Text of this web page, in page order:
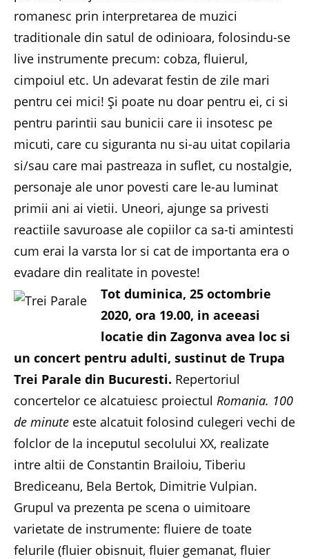
romanesc prin interpretarea de muzici
traditionale din satul de odinioara, folosindu-se
live instrumente precum: cobza, fluierul,
cimpoiul etc. Un adevarat festin de zile mari
pentru cei mici! Și poate nu doar pentru ei, ci si
pentru parintii sau bunicii care ii insotesc pe
micuti, care cu siguranta nu si-au uitat copilaria
si/sau care mai pastreaza in suflet, cu nostalgie,
personaje ale unor povesti care le-au luminat
primii ani ai vietii. Uneori, ajunge sa privesti
reactiile savuroase ale copiilor ca sa-ti amintesti
cum erai la varsta lor si cat de importanta era o
evadare din realitate in poveste!
Tot duminica, 25 octombrie
2020, ora 19.00, in aceeasi
locatie din Zagonva avea loc si
un concert pentru adulti, sustinut de Trupa
Trei Parale din Bucuresti. Repertoriul
concertelor ce alcatuiesc proiectul Romania. 100
de minute este alcatuit folosind culegeri vechi de
folclor de la inceputul secolului XX, realizate
intre altii de Constantin Brailoiu, Tiberiu
Brediceanu, Bela Bertok, Dimitrie Vulpian.
Grupul va prezenta pe scena o uimitoare
varietate de instrumente: fluiere de toate
felurile (fluier obisnuit, fluier gemanat, fluier